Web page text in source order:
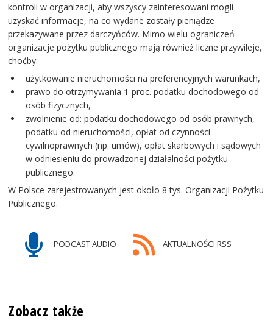
kontroli w organizacji, aby wszyscy zainteresowani mogli
uzyskać informacje, na co wydane zostały pieniądze
przekazywane przez darczyńców. Mimo wielu ograniczeń
organizacje pożytku publicznego mają również liczne przywileje,
choćby:
użytkowanie nieruchomości na preferencyjnych warunkach,
prawo do otrzymywania 1-proc. podatku dochodowego od
osób fizycznych,
zwolnienie od: podatku dochodowego od osób prawnych,
podatku od nieruchomości, opłat od czynności
cywilnoprawnych (np. umów), opłat skarbowych i sądowych
w odniesieniu do prowadzonej działalności pożytku
publicznego.
W Polsce zarejestrowanych jest około 8 tys. Organizacji Pożytku
Publicznego.
PODCAST AUDIO AKTUALNOŚCI RSS
Zobacz także